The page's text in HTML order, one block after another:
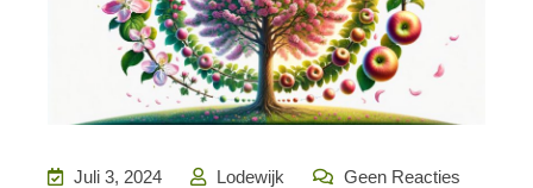
Juli 3, 2024 Lodewijk Geen Reacties